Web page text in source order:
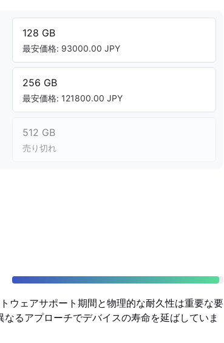
128 GB
最安価格: 93000.00 JPY
256 GB
最安価格: 121800.00 JPY
512 GB
売り切れ
ウェアサポート期間と物理的な耐久性は重要な要
るアプローチでデバイスの寿命を延ばしていま